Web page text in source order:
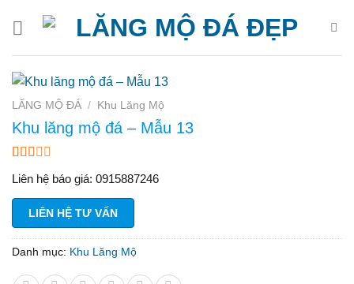
LĂNG MỘ ĐÁ / Khu Lăng Mộ
Khu lăng mộ đá – Mẫu 13
trên
5
dựa
trên
giá
Liên hệ báo giá: 0915887246
LIÊN HỆ TƯ VẤN
Danh mục: Khu Lăng Mộ